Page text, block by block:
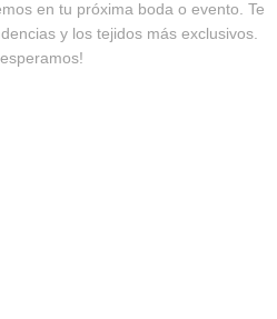
en tu próxima boda o evento. Te
y los tejidos más exclusivos.
esperamos!